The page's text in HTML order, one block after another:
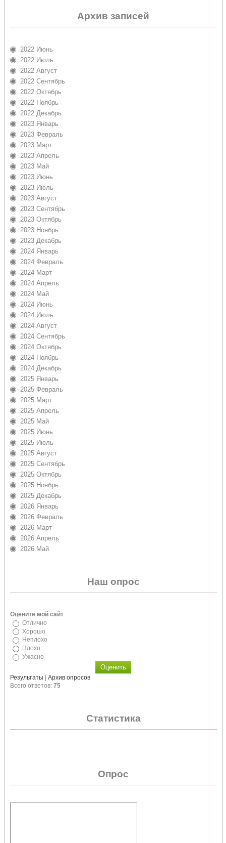
Архив записей
2022 Июнь
2022 Июль
2022 Август
2022 Сентябрь
2022 Октябрь
2022 Ноябрь
2022 Декабрь
2023 Январь
2023 Февраль
2023 Март
2023 Апрель
2023 Май
2023 Июнь
2023 Июль
2023 Август
2023 Сентябрь
2023 Октябрь
2023 Ноябрь
2023 Декабрь
2024 Январь
2024 Февраль
2024 Март
2024 Апрель
2024 Май
2024 Июнь
2024 Июль
2024 Август
2024 Сентябрь
2024 Октябрь
2024 Ноябрь
2024 Декабрь
2025 Январь
2025 Февраль
2025 Март
2025 Апрель
2025 Май
2025 Июнь
2025 Июль
2025 Август
2025 Сентябрь
2025 Октябрь
2025 Ноябрь
2025 Декабрь
2026 Январь
2026 Февраль
2026 Март
2026 Апрель
2026 Май
Наш опрос
Оцените мой сайт
Отлично
Хорошо
Неплохо
Плохо
Ужасно
Результаты | Архив опросов
Всего ответов: 75
Статистика
Опрос